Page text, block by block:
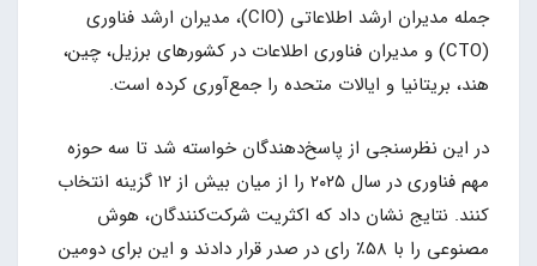
جمله مدیران ارشد اطلاعاتی (CIO)، مدیران ارشد فناوری
(CTO) و مدیران فناوری اطلاعات در کشورهای برزیل، چین،
هند، بریتانیا و ایالات متحده را جمع‌آوری کرده است.
در این نظرسنجی از پاسخ‌دهندگان خواسته شد تا سه حوزه
مهم فناوری در سال ۲۰۲۵ را از میان بیش از ۱۲ گزینه انتخاب
کنند. نتایج نشان داد که اکثریت شرکت‌کنندگان، هوش
مصنوعی را با ۵۸٪ رای در صدر قرار دادند و این برای دومین